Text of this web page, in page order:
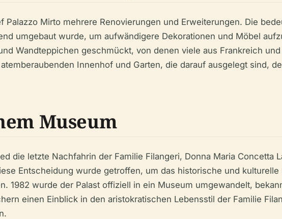
Palazzo Mirto mehrere Renovierungen und Erweiterungen. Die
umgebaut wurde, um aufwändigere Dekorationen und Möbel
Wandteppichen geschmückt, von denen viele aus Frankreich
Innenhof und Garten, die darauf ausgelegt sind,
Museum
die letzte Nachfahrin der Familie Filangeri, Donna Maria Concetta
Entscheidung wurde getroffen, um das historische und
1982 wurde der Palast offiziell in ein Museum umgewandelt,
einen Einblick in den aristokratischen Lebensstil der Familie